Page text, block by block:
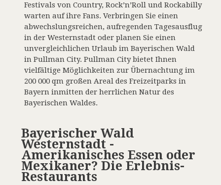
Festivals von Country, Rock’n’Roll und Rockabilly
warten auf ihre Fans. Verbringen Sie einen
abwechslungsreichen, aufregenden Tagesausflug
in der Westernstadt oder planen Sie einen
unvergleichlichen Urlaub im Bayerischen Wald
in Pullman City. Pullman City bietet Ihnen
vielfältige Möglichkeiten zur Übernachtung im
200 000 qm großen Areal des Freizeitparks in
Bayern inmitten der herrlichen Natur des
Bayerischen Waldes.
Bayerischer Wald
Westernstadt -
Amerikanisches Essen oder
Mexikaner? Die Erlebnis-
Restaurants